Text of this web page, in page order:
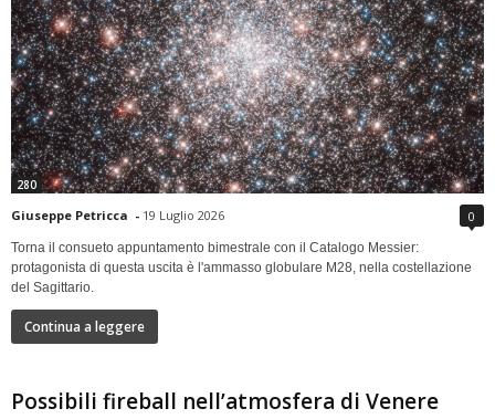
280
Giuseppe Petricca - 19 Luglio 2026 0
Torna il consueto appuntamento bimestrale con il Catalogo Messier:
protagonista di questa uscita è l'ammasso globulare M28, nella costellazione
del Sagittario.
Continua a leggere
Possibili fireball nell’atmosfera di Venere